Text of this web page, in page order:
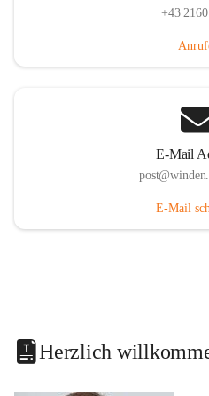
+43
E-Mail
E-Mail
Herzlich